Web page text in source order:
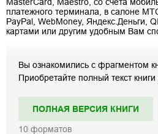
MasterCard, Maestro, со счета
платежного терминала, в салоне
PayPal, WebMoney, Яндекс.Деньги,
картами или другим удобным Вам
Вы ознакомились с фрагментом
Приобретайте полный текст
ПОЛНАЯ ВЕРСИЯ КНИГИ
10 форматов